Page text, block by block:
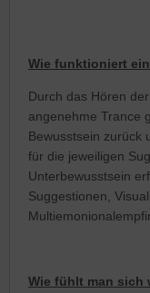
Wie funktioniert
Durch das Hören
angenehme Trance
Bewusstsein zurück
für die jeweiligen
Unterbewusstsein
Suggestionen,
Wie fühlt man sich